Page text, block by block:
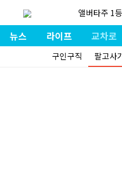
앨버타주 1
뉴스 라이프 교차로
구인구직 팔고사